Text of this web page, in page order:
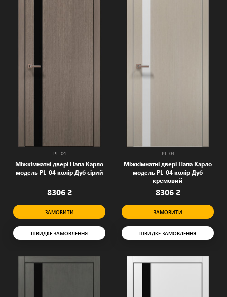
PL-04
Міжкімнатні двері Папа Карло
модель PL-04 колір Дуб сірий
8306 ₴
ЗАМОВИТИ
ШВИДКЕ ЗАМОВЛЕННЯ
PL-04
Міжкімнатні двері Папа Карло
модель PL-04 колір Дуб
кремовий
8306 ₴
ЗАМОВИТИ
ШВИДКЕ ЗАМОВЛЕННЯ